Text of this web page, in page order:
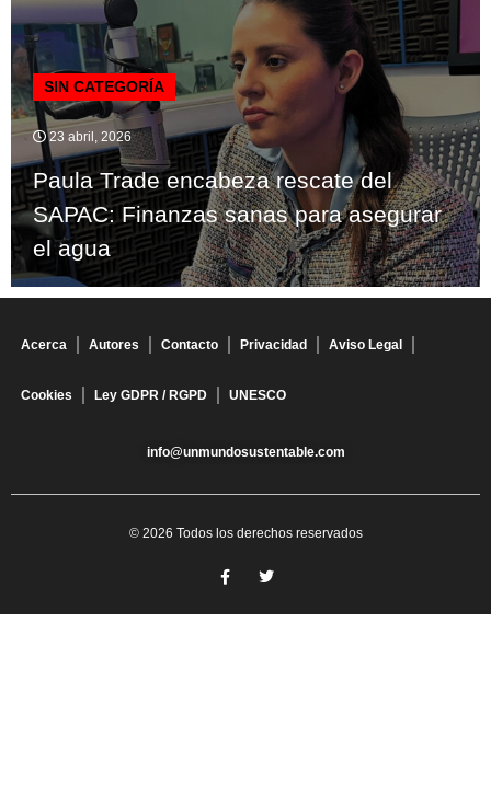
SIN CATEGORÍA
23 abril, 2026
Paula Trade encabeza rescate del
SAPAC: Finanzas sanas para asegurar
el agua
Acerca Autores Contacto Privacidad Aviso Legal
Cookies Ley GDPR / RGPD UNESCO
info@unmundosustentable.com
© 2026 Todos los derechos reservados